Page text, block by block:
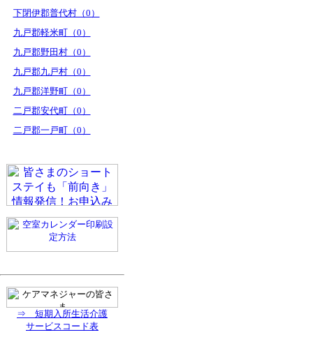
下閉伊郡普代村（0）
九戸郡軽米町（0）
九戸郡野田村（0）
九戸郡九戸村（0）
九戸郡洋野町（0）
二戸郡安代町（0）
二戸郡一戸町（0）
⇒ 短期入所生活介護
サービスコード表